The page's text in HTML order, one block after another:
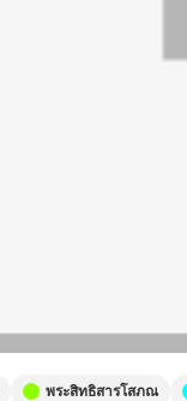
พระสิทธิสารโสภณ